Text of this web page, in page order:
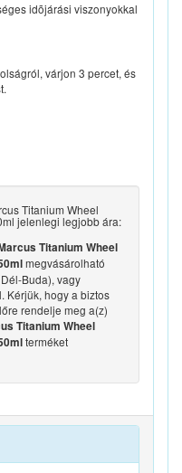
idõjárási viszonyokkal
várjon 3 percet, és
Titanium Wheel
jelenlegi legjobb ára:
Titanium Wheel
megvásárolható
Buda), vagy
Kérjük, hogy a biztos
rendelje meg a(z)
Titanium Wheel
terméket